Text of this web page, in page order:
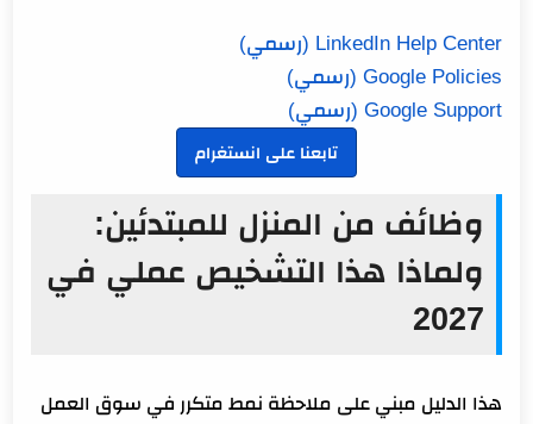
LinkedIn Help Center (رسمي)
Google Policies (رسمي)
Google Support (رسمي)
تابعنا على انستغرام
وظائف من المنزل للمبتدئين:
ولماذا هذا التشخيص عملي في
2027
هذا الدليل مبني على ملاحظة نمط متكرر في سوق العمل